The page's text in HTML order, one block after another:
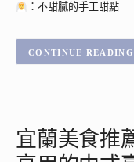
：不甜膩的手工甜點
CONTINUE READING
宜蘭美食推